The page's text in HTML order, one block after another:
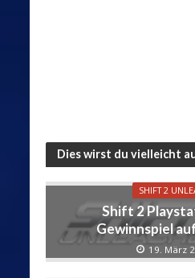
Dies wirst du vielleicht
SHIFT 2
Shift 2
Gewinnspiel
19. März